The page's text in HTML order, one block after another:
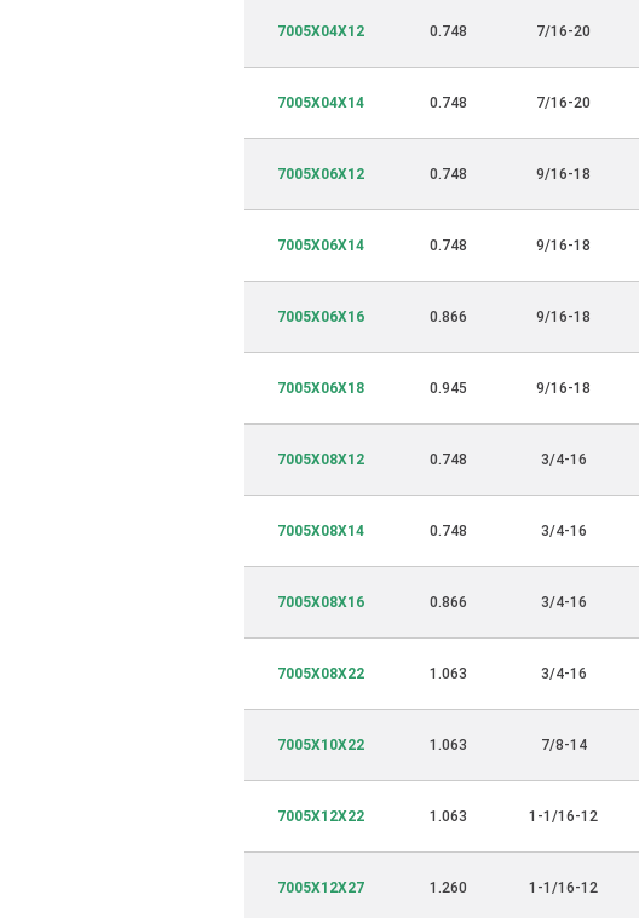
7005X04X12 0.748 7/16-20
7005X04X14 0.748 7/16-20
7005X06X12 0.748 9/16-18
7005X06X14 0.748 9/16-18
7005X06X16 0.866 9/16-18
7005X06X18 0.945 9/16-18
7005X08X12 0.748 3/4-16
7005X08X14 0.748 3/4-16
7005X08X16 0.866 3/4-16
7005X08X22 1.063 3/4-16
7005X10X22 1.063 7/8-14
7005X12X22 1.063 1-1/16-12
7005X12X27 1.260 1-1/16-12